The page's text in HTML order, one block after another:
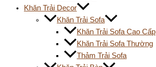
Khăn Trải Decor
Khăn Trải Sofa
Khăn Trải Sofa Cao Cấp
Khăn Trải Sofa Thường
Thảm Trải Sofa